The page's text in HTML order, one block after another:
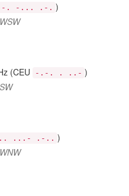
. -... .-. )
(CEU -.-. . ..- )
...- .-.. )